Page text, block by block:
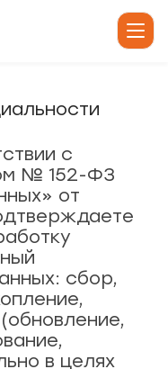
с
№ 152-ФЗ
от
сбор,
в целях